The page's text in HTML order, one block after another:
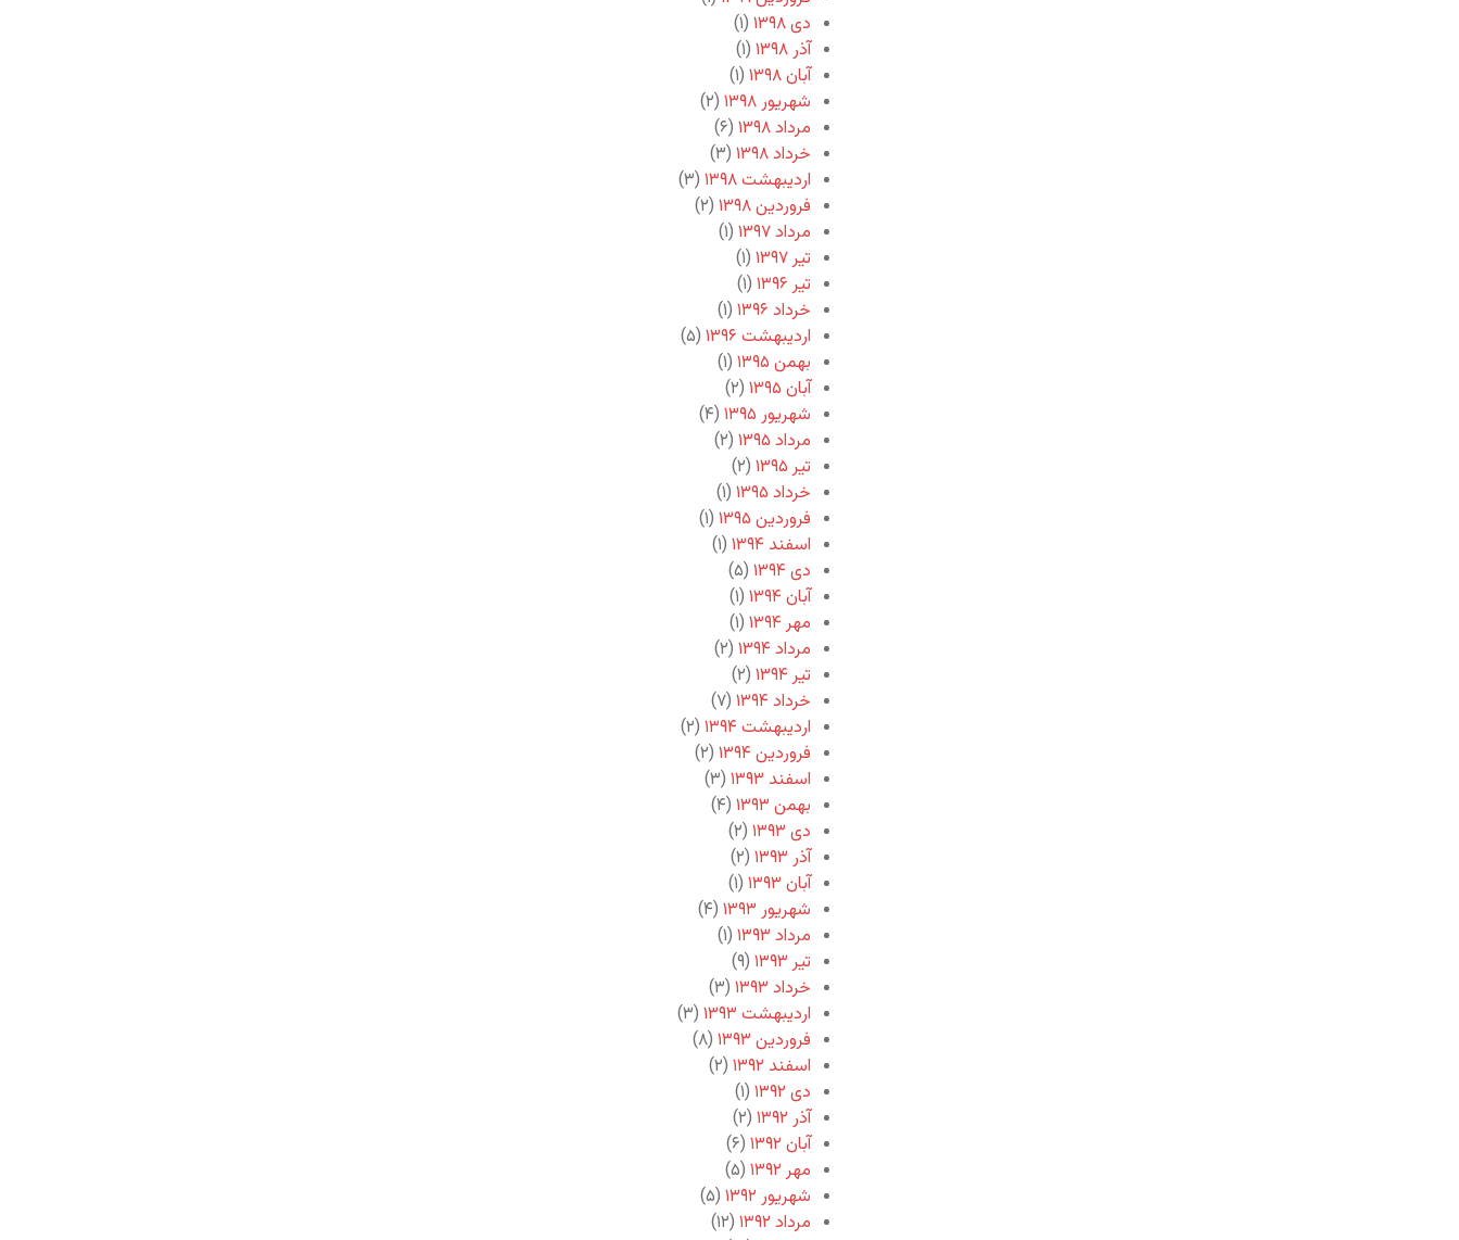
دی ۱۳۹۸
(۱)
آذر ۱۳۹۸
(۱)
آبان ۱۳۹۸
(۱)
شهریور ۱۳۹۸
(۲)
مرداد ۱۳۹۸
(۶)
خرداد ۱۳۹۸
(۳)
اردیبهشت ۱۳۹۸
(۳)
فروردین ۱۳۹۸
(۲)
مرداد ۱۳۹۷
(۱)
تیر ۱۳۹۷
(۱)
تیر ۱۳۹۶
(۱)
خرداد ۱۳۹۶
(۱)
اردیبهشت ۱۳۹۶
(۵)
بهمن ۱۳۹۵
(۱)
آبان ۱۳۹۵
(۲)
شهریور ۱۳۹۵
(۴)
مرداد ۱۳۹۵
(۲)
تیر ۱۳۹۵
(۲)
خرداد ۱۳۹۵
(۱)
فروردین ۱۳۹۵
(۱)
اسفند ۱۳۹۴
(۱)
دی ۱۳۹۴
(۵)
آبان ۱۳۹۴
(۱)
مهر ۱۳۹۴
(۱)
مرداد ۱۳۹۴
(۲)
تیر ۱۳۹۴
(۲)
خرداد ۱۳۹۴
(۷)
اردیبهشت ۱۳۹۴
(۲)
فروردین ۱۳۹۴
(۲)
اسفند ۱۳۹۳
(۳)
بهمن ۱۳۹۳
(۴)
دی ۱۳۹۳
(۲)
آذر ۱۳۹۳
(۲)
آبان ۱۳۹۳
(۱)
شهریور ۱۳۹۳
(۴)
مرداد ۱۳۹۳
(۱)
تیر ۱۳۹۳
(۹)
خرداد ۱۳۹۳
(۳)
اردیبهشت ۱۳۹۳
(۳)
فروردین ۱۳۹۳
(۸)
اسفند ۱۳۹۲
(۲)
دی ۱۳۹۲
(۱)
آذر ۱۳۹۲
(۲)
آبان ۱۳۹۲
(۶)
مهر ۱۳۹۲
(۵)
شهریور ۱۳۹۲
(۵)
مرداد ۱۳۹۲
(۱۲)